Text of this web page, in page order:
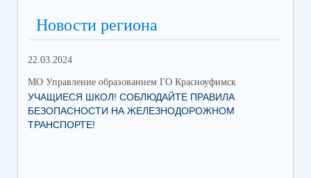
Новости региона
22.03.2024
МО Управление образованием ГО Красноуфимск
УЧАЩИЕСЯ ШКОЛ! СОБЛЮДАЙТЕ ПРАВИЛА
БЕЗОПАСНОСТИ НА ЖЕЛЕЗНОДОРОЖНОМ
ТРАНСПОРТЕ!